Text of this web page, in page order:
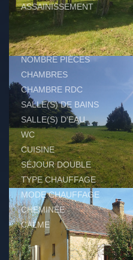
ASSAINISSEMENT
INTÉRIEUR
NOMBRE PIÈCES
CHAMBRES
CHAMBRE RDC
SALLE(S) DE BAINS
SALLE(S) D'EAU
WC
CUISINE
SÉJOUR DOUBLE
TYPE CHAUFFAGE
MODE CHAUFFAGE
CHEMINÉE
CALME
AUTRES